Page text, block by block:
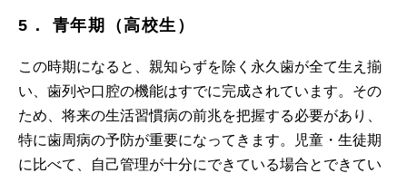
5． 青年期（高校生）
この時期になると、親知らずを除く永久歯が全て生え揃
い、歯列や口腔の機能はすでに完成されています。その
ため、将来の生活習慣病の前兆を把握する必要があり、
特に歯周病の予防が重要になってきます。児童・生徒期
に比べて、自己管理が十分にできている場合とできてい